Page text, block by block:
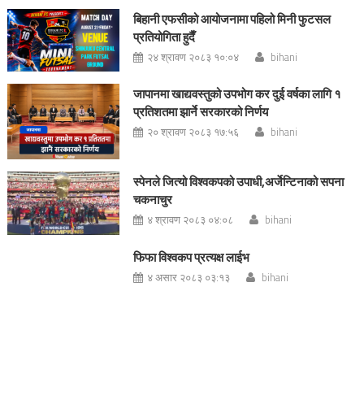
बिहानी एफसीको आयोजनामा पहिलो मिनी फुटसल
प्रतियोगिता हुदैँ
२४ श्रावण २०८३ १०:०४ bihani
जापानमा खाद्यवस्तुको उपभोग कर दुई वर्षका लागि १
प्रतिशतमा झार्ने सरकारको निर्णय
२० श्रावण २०८३ १७:५६ bihani
स्पेनले जित्यो विश्वकपको उपाधी,अर्जेन्टिनाको सपना
चकनाचुर
४ श्रावण २०८३ ०४:०८ bihani
फिफा विश्वकप प्रत्यक्ष लाईभ
४ असार २०८३ ०३:१३ bihani